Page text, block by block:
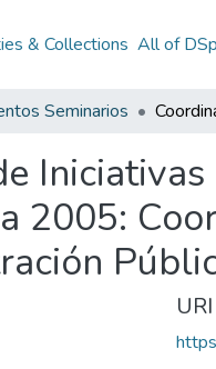
& Collections All of
Seminarios
2005:
URI